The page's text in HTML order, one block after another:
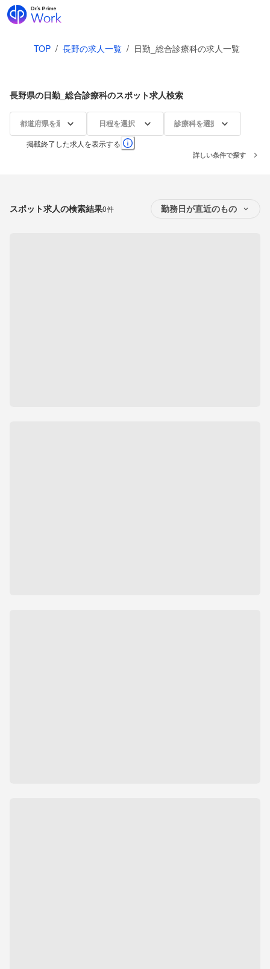
TOP / 長野の求人一覧 / 日勤_総合診療科の求人一覧
長野県の日勤_総合診療科のスポット求人検索
都道府県を選択 日程を選択 診療科を選択
掲載終了した求人を表示する
詳しい条件で探す
スポット求人の検索結果0件 勤務日が直近のもの